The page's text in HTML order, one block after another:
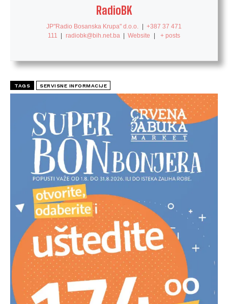
RadioBK
JP"Radio Bosanska Krupa" d.o.o. | +387 37 471
111
| radiobk@bih.net.ba | Website | + posts
TAGS SERVISNE INFORMACIJE